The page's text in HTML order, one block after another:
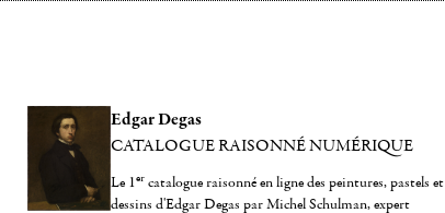
Edgar Degas
CATALOGUE RAISONNÉ NUMÉRIQUE
Le 1er catalogue raisonné en ligne des peintures, pastels et
dessins d'Edgar Degas par Michel Schulman, expert